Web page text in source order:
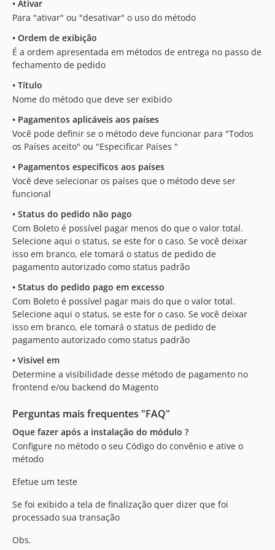
• Ativar
Para "ativar" ou "desativar" o uso do método
• Ordem de exibição
É a ordem apresentada em métodos de entrega no passo de
fechamento de pedido
• Título
Nome do método que deve ser exibido
• Pagamentos aplicáveis aos países
Você pode definir se o método deve funcionar para "Todos
os Países aceito" ou "Especificar Países "
• Pagamentos específicos aos países
Você deve selecionar os países que o método deve ser
funcional
• Status do pedido não pago
Com Boleto é possível pagar menos do que o valor total.
Selecione aqui o status, se este for o caso. Se você deixar
isso em branco, ele tomará o status de pedido de
pagamento autorizado como status padrão
• Status do pedido pago em excesso
Com Boleto é possível pagar mais do que o valor total.
Selecione aqui o status, se este for o caso. Se você deixar
isso em branco, ele tomará o status de pedido de
pagamento autorizado como status padrão
• Visível em
Determine a visibilidade desse método de pagamento no
frontend e/ou backend do Magento
Perguntas mais frequentes "FAQ"
Oque fazer após a instalação do módulo ?
Configure no método o seu Código do convênio e ative o
método
Efetue um teste
Se foi exibido a tela de finalização quer dizer que foi
processado sua transação
Obs.